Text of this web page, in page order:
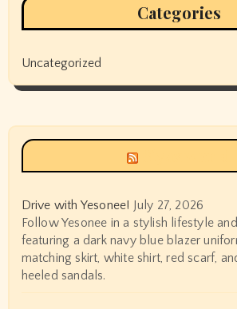
Categories
Uncategorized
Drive with Yesonee! July 27, 2026
Follow Yesonee in a stylish lifestyle
featuring a dark navy blue blazer
matching skirt, white shirt, red scarf,
heeled sandals.